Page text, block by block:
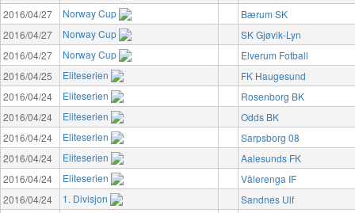
2016/04/27
Norway Cup
Bærum SK
2016/04/27
Norway Cup
SK Gjøvik-Lyn
2016/04/27
Norway Cup
Elverum Fotball
2016/04/25
Eliteserien
FK Haugesund
2016/04/24
Eliteserien
Rosenborg BK
2016/04/24
Eliteserien
Odds BK
2016/04/24
Eliteserien
Sarpsborg 08
2016/04/24
Eliteserien
Aalesunds FK
2016/04/24
Eliteserien
Vålerenga IF
2016/04/24
1. Divisjon
Sandnes Ulf